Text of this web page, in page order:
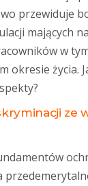
przewiduje
mających
w
okresie życia.
ze